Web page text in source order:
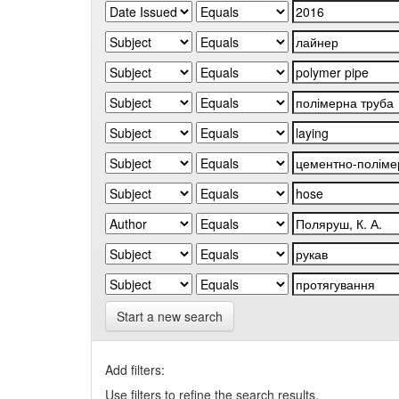
Start a new search
Add filters:
Use filters to refine the search results.